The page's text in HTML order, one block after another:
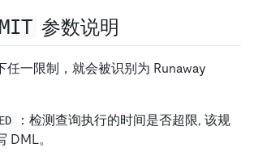
参数说明
任一限制，就会被识别为 Runaway
：检测查询执行的时间是否超限, 该规
DML。